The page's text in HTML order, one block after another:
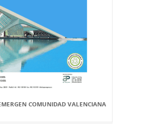
COMUNIDAD VALENCIANA